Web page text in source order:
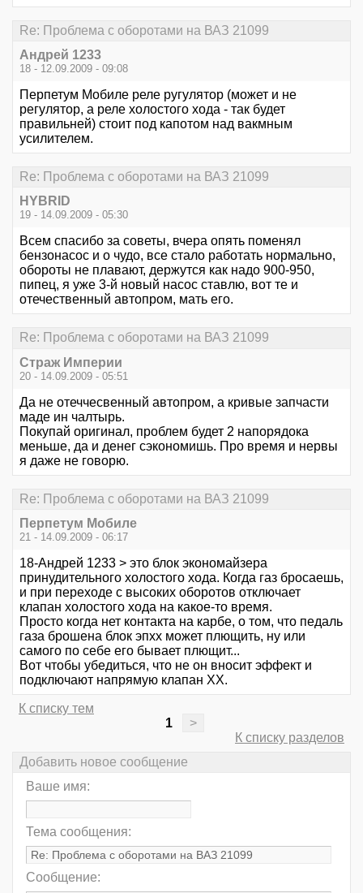
Re: Проблема с оборотами на ВАЗ 21099
Андрей 1233
18 - 12.09.2009 - 09:08
Перпетум Мобиле реле ругулятор (может и не
регулятор, а реле холостого хода - так будет
правильней) стоит под капотом над вакмным
усилителем.
Re: Проблема с оборотами на ВАЗ 21099
HYBRID
19 - 14.09.2009 - 05:30
Всем спасибо за советы, вчера опять поменял
бензонасос и о чудо, все стало работать нормально,
обороты не плавают, держутся как надо 900-950,
пипец, я уже 3-й новый насос ставлю, вот те и
отечественный автопром, мать его.
Re: Проблема с оборотами на ВАЗ 21099
Страж Империи
20 - 14.09.2009 - 05:51
Да не отеччесвенный автопром, а кривые запчасти
маде ин чалтырь.
Покупай оригинал, проблем будет 2 напорядока
меньше, да и денег сэкономишь. Про время и нервы
я даже не говорю.
Re: Проблема с оборотами на ВАЗ 21099
Перпетум Мобиле
21 - 14.09.2009 - 06:17
18-Андрей 1233 > это блок экономайзера
принудительного холостого хода. Когда газ бросаешь,
и при переходе с высоких оборотов отключает
клапан холостого хода на какое-то время.
Просто когда нет контакта на карбе, о том, что педаль
газа брошена блок эпхх может плющить, ну или
самого по себе его бывает плющит...
Вот чтобы убедиться, что не он вносит эффект и
подключают напрямую клапан ХХ.
К списку тем
1
>
К списку разделов
Добавить новое сообщение
Ваше имя:
Тема сообщения:
Сообщение: